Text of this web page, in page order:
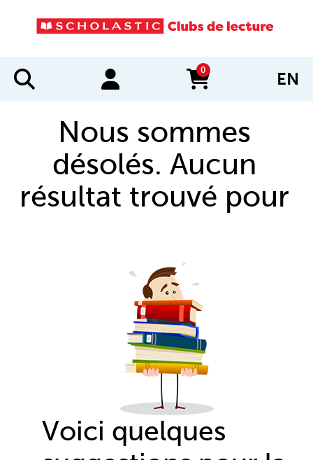
0
items in cart EN
Nous sommes
désolés. Aucun
résultat trouvé pour
Voici quelques